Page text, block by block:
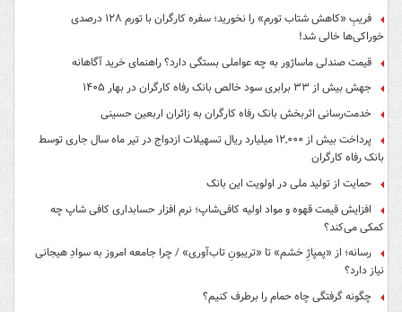
فریبِ «کاهش شتاب تورم» را نخورید؛ سفره کارگران با تورم ۱۲۸ درصدی
خوراکی‌ها خالی شد!
قیمت صندلی ماساژور به چه عواملی بستگی دارد؟ راهنمای خرید آگاهانه
جهش بیش از ۳۳ برابری سود خالص بانک رفاه کارگران در بهار ۱۴۰۵
خدمت‌رسانی اثربخش بانک رفاه کارگران به زائران اربعین حسینی
پرداخت بیش از ۱۲,۰۰۰ میلیارد ریال تسهیلات ازدواج در تیر ماه سال جاری توسط
بانک رفاه کارگران
حمایت از تولید ملی در اولویت این بانک
افزایش قیمت قهوه و مواد اولیه کافی‌شاپ؛ نرم افزار حسابداری کافی شاپ چه
کمکی می‌کند؟
رسانه؛ از «پمپاژِ خشم» تا «تریبونِ تاب‌آوری» / چرا جامعه امروز به سوادِ هیجانی
نیاز دارد؟
چگونه گرفتگی چاه حمام را برطرف کنیم؟